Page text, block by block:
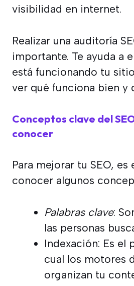
visibilidad en internet.
Realizar una auditoría
importante. Te ayuda a
está funcionando tu
ver qué funciona bien y
Conceptos clave del
conocer
Para mejorar tu SEO, es
conocer algunos
Palabras clave:
las personas
Indexación: Es el
cual los motores
organizan tu